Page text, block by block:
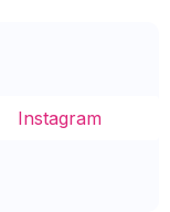
Instagram